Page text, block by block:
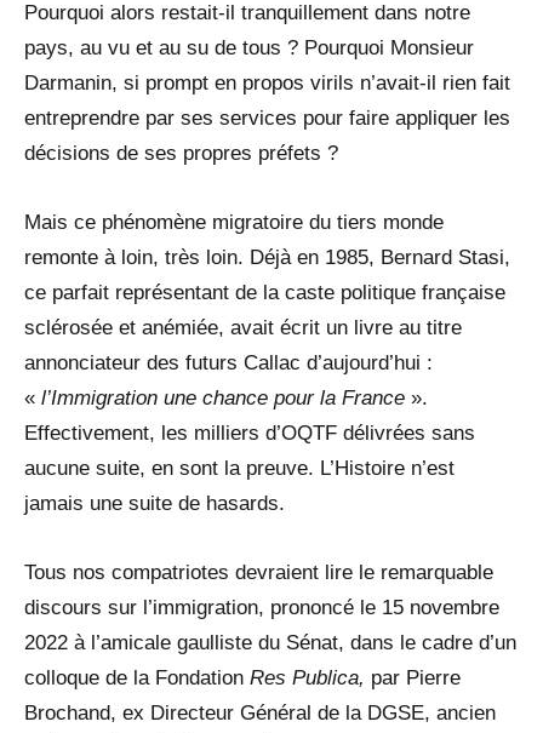
Pourquoi alors restait-il tranquillement dans notre
pays, au vu et au su de tous ? Pourquoi Monsieur
Darmanin, si prompt en propos virils n’avait-il rien fait
entreprendre par ses services pour faire appliquer les
décisions de ses propres préfets ?
Mais ce phénomène migratoire du tiers monde
remonte à loin, très loin. Déjà en 1985, Bernard Stasi,
ce parfait représentant de la caste politique française
sclérosée et anémiée, avait écrit un livre au titre
annonciateur des futurs Callac d’aujourd’hui :
« l’Immigration une chance pour la France ».
Effectivement, les milliers d’OQTF délivrées sans
aucune suite, en sont la preuve. L’Histoire n’est
jamais une suite de hasards.
Tous nos compatriotes devraient lire le remarquable
discours sur l’immigration, prononcé le 15 novembre
2022 à l’amicale gaulliste du Sénat, dans le cadre d’un
colloque de la Fondation Res Publica, par Pierre
Brochand, ex Directeur Général de la DGSE, ancien